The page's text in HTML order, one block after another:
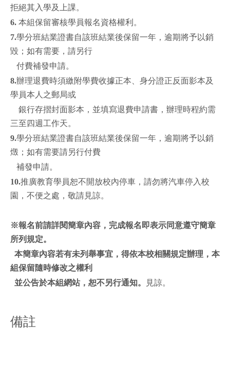
拒絕其入學及上課。
6. 本組保留審核學員報名資格權利。
7.學分班結業證書自該班結業後保留一年，逾期將予以銷
毀；如有需要，請另行
付費補發申請。
8.辦理退費時須繳附學費收據正本、身分證正反面影本及
學員本人之郵局或
銀行存摺封面影本，並填寫退費申請書，辦理時程約需
三至四週工作天。
9.學分班結業證書自該班結業後保留一年，逾期將予以銷
燬；如有需要請另行付費
補發申請。
10.推廣教育學員恕不開放校內停車，請勿將汽車停入校
園，不便之處，敬請見諒。
※報名前請詳閱簡章內容，完成報名即表示同意遵守簡章
所列規定。
本簡章內容若有未列舉事宜，得依本校相關規定辦理，本
組保留隨時修改之權利
並公告於本組網站，恕不另行通知。
見諒。
備註